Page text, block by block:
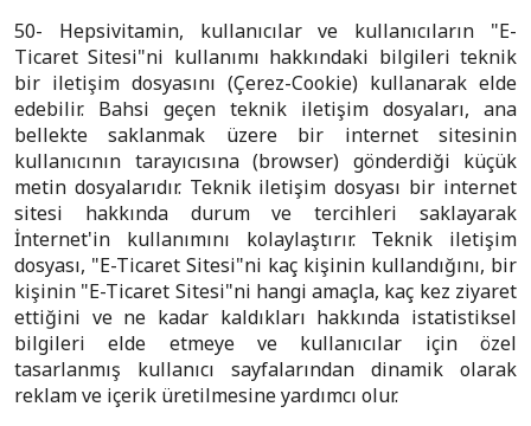
50- Hepsivitamin, kullanıcılar ve kullanıcıların "E-
Ticaret Sitesi"ni kullanımı hakkındaki bilgileri teknik
bir iletişim dosyasını (Çerez-Cookie) kullanarak elde
edebilir. Bahsi geçen teknik iletişim dosyaları, ana
bellekte saklanmak üzere bir internet sitesinin
kullanıcının tarayıcısına (browser) gönderdiği küçük
metin dosyalarıdır. Teknik iletişim dosyası bir internet
sitesi hakkında durum ve tercihleri saklayarak
İnternet'in kullanımını kolaylaştırır. Teknik iletişim
dosyası, "E-Ticaret Sitesi"ni kaç kişinin kullandığını, bir
kişinin "E-Ticaret Sitesi"ni hangi amaçla, kaç kez ziyaret
ettiğini ve ne kadar kaldıkları hakkında istatistiksel
bilgileri elde etmeye ve kullanıcılar için özel
tasarlanmış kullanıcı sayfalarından dinamik olarak
reklam ve içerik üretilmesine yardımcı olur.